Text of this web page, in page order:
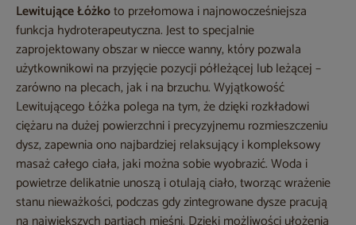
Lewitujące Łóżkoto przełomowa i najnowocześniejsza
funkcja hydroterapeutyczna. Jest to specjalnie
zaprojektowany obszar w niecce wanny, który pozwala
użytkownikowi na przyjęcie pozycji półleżącej lub leżącej –
zarówno na plecach, jak i na brzuchu. Wyjątkowość
Lewitującego Łóżka polega na tym, że dzięki rozkładowi
ciężaru na dużej powierzchni i precyzyjnemu rozmieszczeniu
dysz, zapewnia ono najbardziej relaksujący i kompleksowy
masaż całego ciała, jaki można sobie wyobrazić. Woda i
powietrze delikatnie unoszą i otulają ciało, tworząc wrażenie
stanu nieważkości, podczas gdy zintegrowane dysze pracują